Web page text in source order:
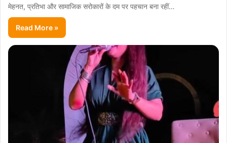
मेहनत, प्रतिभा और सामाजिक सरोकारों के दम पर पहचान बना रहीं…
Read More »